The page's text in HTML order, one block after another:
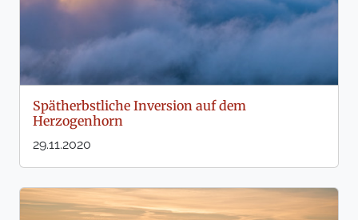
Spätherbstliche Inversion auf dem
Herzogenhorn
29.11.2020